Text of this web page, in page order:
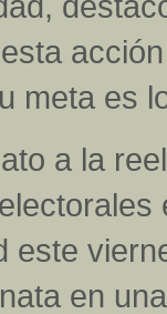
meta es
a la
este
en